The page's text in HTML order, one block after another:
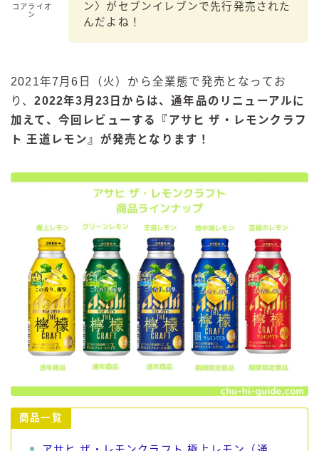
コアライオ
ン
ン〉がセブンイレブンで先行発売された
んだよね！
2021年7月6日（火）から全業態で発売となってお
り、2022年3月23日からは、通年品のリニューアルに
加えて、今回レビューする『アサヒ ザ・レモンクラフ
ト 王道レモン』が発売となります！
商品一覧